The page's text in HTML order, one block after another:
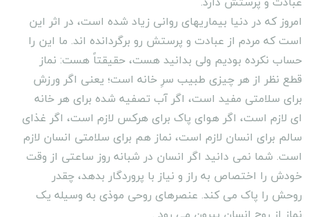
امروز که در دنیا بیماریهاى روانى زیاد شده است، در اثر این
است که مردم از عبادت و پرستش رو برگردانده اند. ما این را
حساب نکرده بودیم ولى بدانید هست، حقیقتاً هست: نماز
قطع نظر از هر چیزى طبیب سرِ خانه است؛ یعنى اگر ورزش
براى سلامتى مفید است، اگر آب تصفیه شده براى هر خانه
اى لازم است، اگر هواى پاک براى هرکس لازم است، اگر غذاى
سالم براى انسان لازم است، نماز هم براى سلامتى انسان لازم
است. شما نمى دانید اگر انسان در شبانه روز ساعتى از وقت
خودش را اختصاص به راز و نیاز با پروردگار بدهد، چقدر
روحش را پاک مى کند. عنصرهاى روحى موذى به وسیله یک